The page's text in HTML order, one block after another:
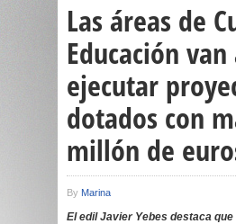
Las áreas de
Educación van
ejecutar
dotados con
millón de
By Marina
El edil Javier Yebes destaca que